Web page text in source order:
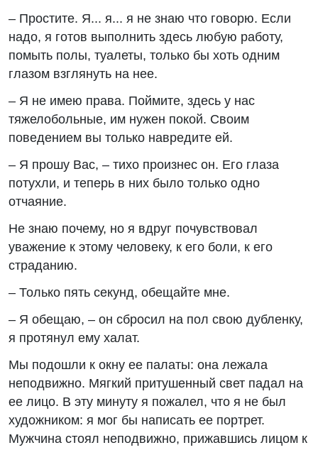
– Простите. Я... я... я не знаю что говорю. Если
надо, я готов выполнить здесь любую работу,
помыть полы, туалеты, только бы хоть одним
глазом взглянуть на нее.
– Я не имею права. Поймите, здесь у нас
тяжелобольные, им нужен покой. Своим
поведением вы только навредите ей.
– Я прошу Вас, – тихо произнес он. Его глаза
потухли, и теперь в них было только одно
отчаяние.
Не знаю почему, но я вдруг почувствовал
уважение к этому человеку, к его боли, к его
страданию.
– Только пять секунд, обещайте мне.
– Я обещаю, – он сбросил на пол свою дубленку,
я протянул ему халат.
Мы подошли к окну ее палаты: она лежала
неподвижно. Мягкий притушенный свет падал на
ее лицо. В эту минуту я пожалел, что я не был
художником: я мог бы написать ее портрет.
Мужчина стоял неподвижно, прижавшись лицом к